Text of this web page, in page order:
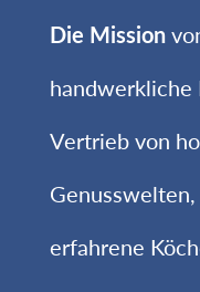
Die Mission
handwerkliche
Vertrieb von
erfahrene